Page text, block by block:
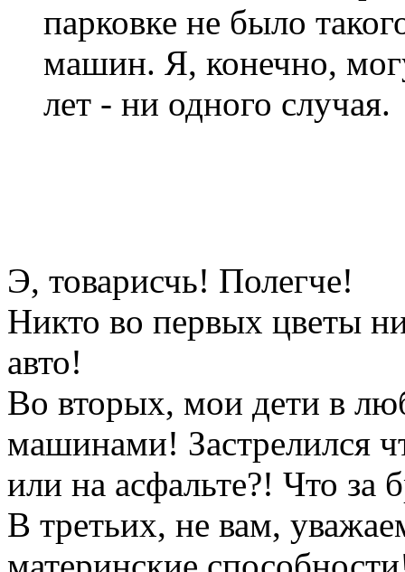
парковке не было
машин. Я, конечно,
лет - ни одного случая.
Э, товарисчь! Полегче!
Никто во первых цветы
авто!
Во вторых, мои дети в
машинами! Застрелился
или на асфальте?! Что за
В третьих, не вам,